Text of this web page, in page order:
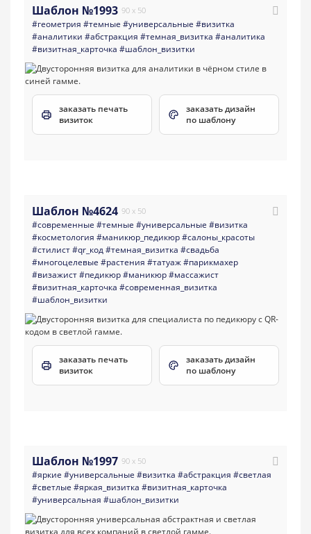
Шаблон №1993 90 x 50
#геометрия #темные #универсальные #визитка
#аналитики #абстракция #темная_визитка #аналитика
#визитная_карточка #шаблон_визитки
заказать печать
визиток
заказать дизайн
по шаблону
Шаблон №4624 90 x 50
#современные #темные #универсальные #визитка
#косметология #маникюр_педикюр#салоны_красоты
#стилист#qr_код#темная_визитка #свадьба
#многоцелевые #растения #татуаж#парикмахер
#визажист#педикюр#маникюр#массажист
#визитная_карточка #современная_визитка
#шаблон_визитки
заказать печать
визиток
заказать дизайн
по шаблону
Шаблон №1997 90 x 50
#яркие #универсальные #визитка #абстракция #светлая
#светлые #яркая_визитка #визитная_карточка
#универсальная #шаблон_визитки